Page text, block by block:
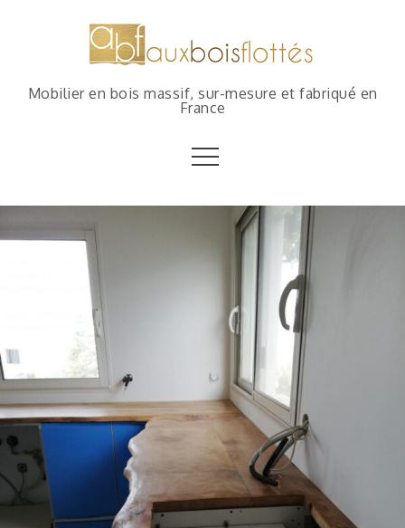
Mobilier en bois massif, sur-mesure et fabriqué en
France